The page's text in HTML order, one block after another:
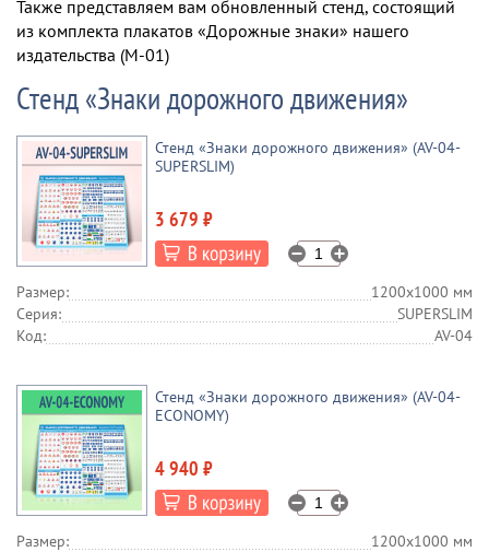
Также представляем вам обновленный стенд, состоящий
из комплекта плакатов «Дорожные знаки» нашего
издательства (М-01)
Стенд «Знаки дорожного движения»
Стенд «Знаки дорожного движения» (AV-04-
SUPERSLIM)
3 679 ₽
Размер:
1200х1000 мм
Серия:
SUPERSLIM
Код:
AV-04
Стенд «Знаки дорожного движения» (AV-04-
ECONOMY)
4 940 ₽
Размер:
1200х1000 мм